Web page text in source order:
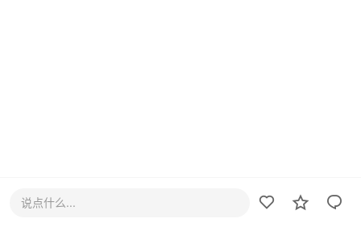
说点什么...